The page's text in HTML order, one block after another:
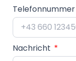
Telefonnummer
Nachricht